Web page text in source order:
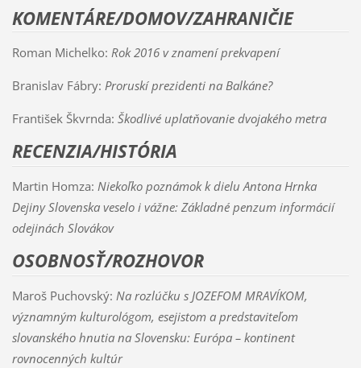
KOMENTÁRE/DOMOV/ZAHRANIČIE
Roman Michelko: Rok 2016 v znamení prekvapení
Branislav Fábry: Proruskí prezidenti na Balkáne?
František Škvrnda: Škodlivé uplatňovanie dvojakého metra
RECENZIA/HISTÓRIA
Martin Homza: Niekoľko poznámok k dielu Antona Hrnka
Dejiny Slovenska veselo i vážne: Základné penzum informácií
odejinách Slovákov
OSOBNOSŤ/ROZHOVOR
Maroš Puchovský: Na rozlúčku s JOZEFOM MRAVÍKOM,
významným kulturológom, esejistom a predstaviteľom
slovanského hnutia na Slovensku: Európa – kontinent
rovnocenných kultúr